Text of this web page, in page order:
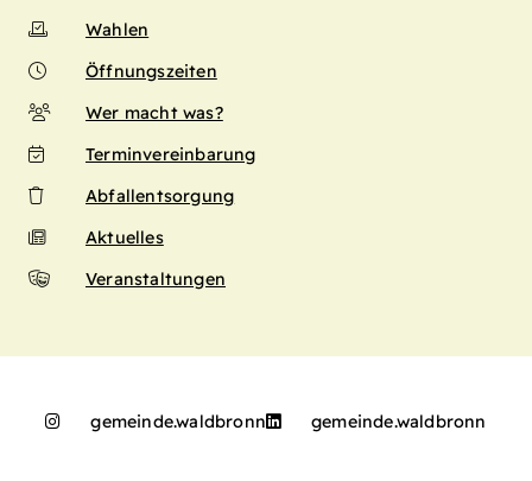
Wahlen
Öffnungszeiten
Wer macht was?
Terminvereinbarung
Abfallentsorgung
Aktuelles
Veranstaltungen
gemeinde.waldbronn gemeinde.waldbronn